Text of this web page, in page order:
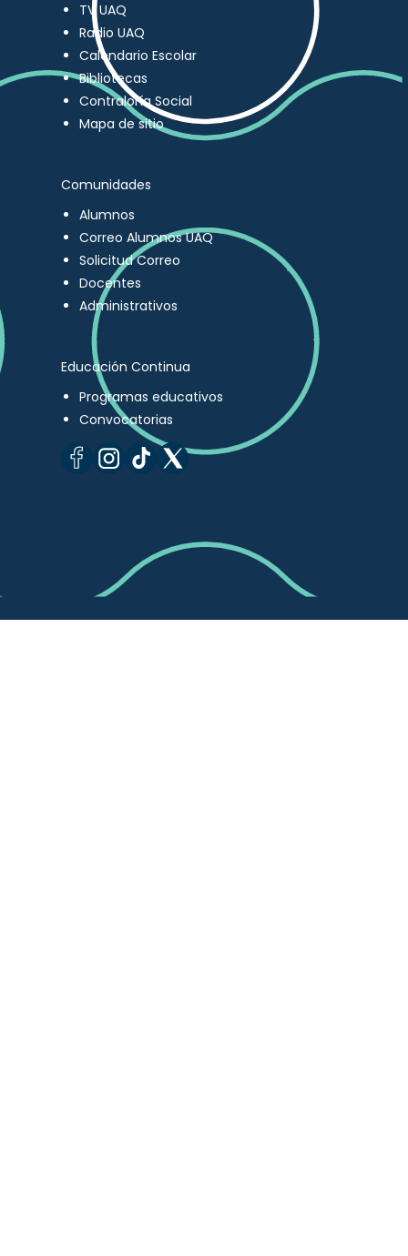
TV UAQ
Radio UAQ
Calendario Escolar
Bibliotecas
Contraloría Social
Mapa de sitio
Comunidades
Alumnos
Correo Alumnos UAQ
Solicitud Correo
Docentes
Administrativos
Educación Continua
Programas educativos
Convocatorias